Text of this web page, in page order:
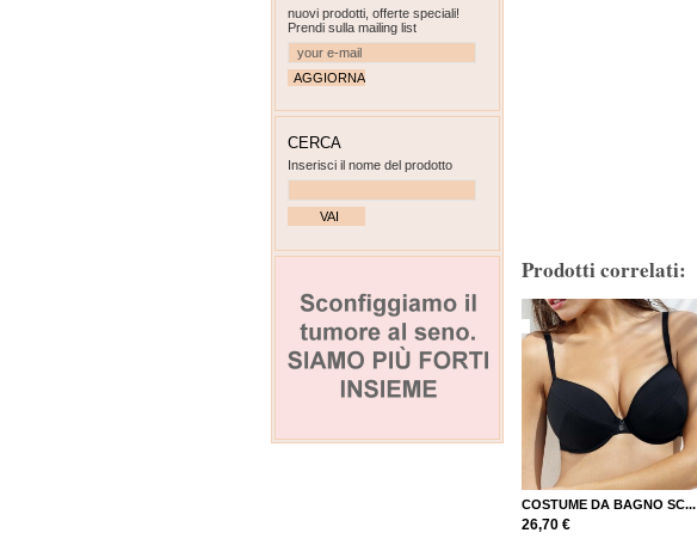
Prodotti correlati:
COSTUME DA BAGNO SC...
26,70 €
nuovi prodotti, offerte speciali!
Prendi sulla mailing list
CERCA
Inserisci il nome del prodotto